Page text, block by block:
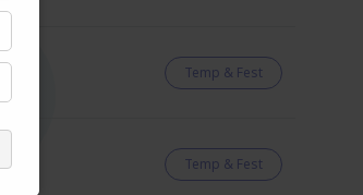
Temp & Fest
Temp & Fest